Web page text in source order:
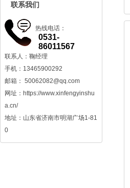
联系我们
热线电话：
0531-
86011567
联系人：鞠经理
手机：13465900292
邮箱： 50062082@qq.com
网址： https://www.xinfengyinshu
a.cn/
地址：山东省济南市明湖广场1-81
0